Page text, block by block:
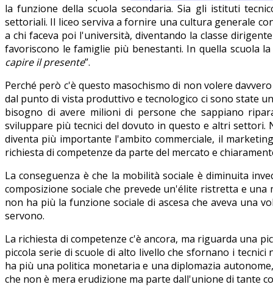
la funzione della scuola secondaria. Sia gli istituti
settoriali. Il liceo serviva a fornire una cultura generale
a chi faceva poi l'università, diventando la classe
favoriscono le famiglie più benestanti. In quella scuola
capire il presente”.
Perché però c'è questo masochismo di non volere
dal punto di vista produttivo e tecnologico ci sono state
bisogno di avere milioni di persone che sappiano
sviluppare più tecnici del dovuto in questo e altri settori.
diventa più importante l'ambito commerciale, il
richiesta di competenze da parte del mercato e
La conseguenza è che la mobilità sociale è diminuita
composizione sociale che prevede un'élite ristretta e
non ha più la funzione sociale di ascesa che aveva una
servono.
La richiesta di competenze c'è ancora, ma riguarda una
piccola serie di scuole di alto livello che sfornano i
ha più una politica monetaria e una diplomazia
che non è mera erudizione ma parte dall'unione di tante